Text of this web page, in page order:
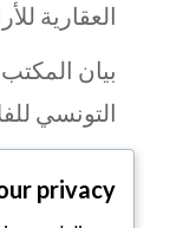
العقارية
بيان
التونسي
المالية
privacy